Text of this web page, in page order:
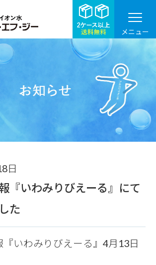
メニュー
お知らせ
日
『いわみりびえーる』にて
た
『いわみりびえーる』4月13日